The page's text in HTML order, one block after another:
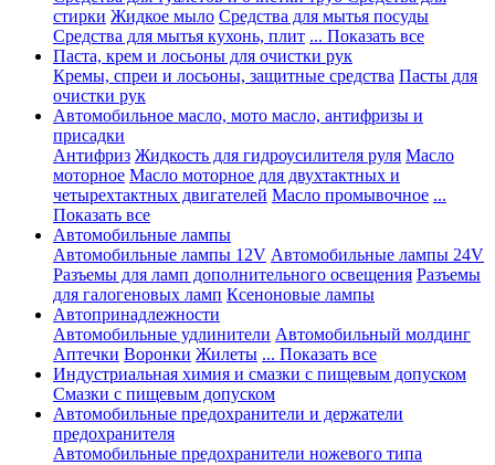
стирки Жидкое мыло Средства для мытья посуды
Средства для мытья кухонь, плит ... Показать все
Паста, крем и лосьоны для очистки рук
Кремы, спреи и лосьоны, защитные средства Пасты для
очистки рук
Автомобильное масло, мото масло, антифризы и
присадки
Антифриз Жидкость для гидроусилителя руля Масло
моторное Масло моторное для двухтактных и
четырехтактных двигателей Масло промывочное ...
Показать все
Автомобильные лампы
Автомобильные лампы 12V Автомобильные лампы 24V
Разъемы для ламп дополнительного освещения Разъемы
для галогеновых ламп Ксеноновые лампы
Автопринадлежности
Автомобильные удлинители Автомобильный молдинг
Аптечки Воронки Жилеты ... Показать все
Индустриальная химия и смазки с пищевым допуском
Смазки с пищевым допуском
Автомобильные предохранители и держатели
предохранителя
Автомобильные предохранители ножевого типа